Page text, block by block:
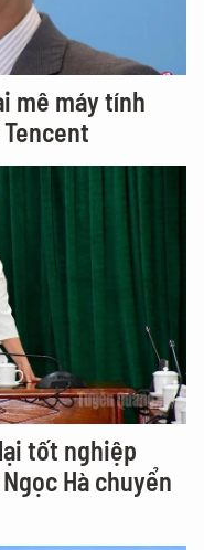
mê máy tính
tốt nghiệp
Hà chuyển